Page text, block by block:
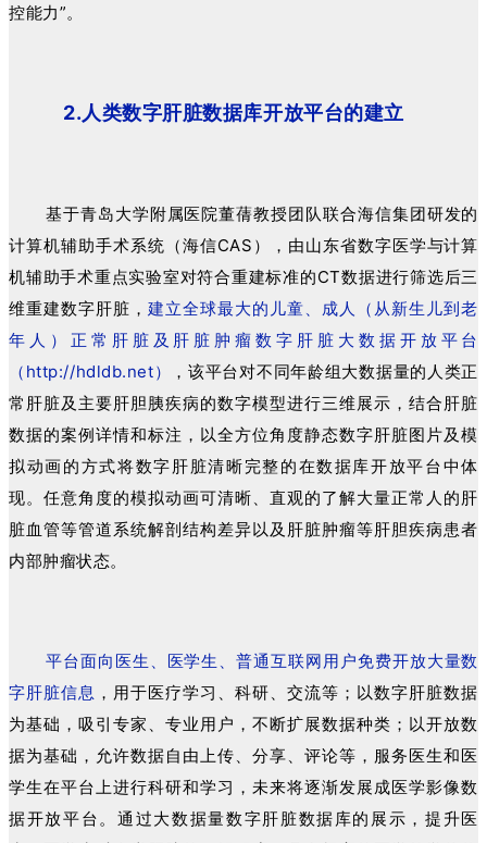
控能力”。
2.人类数字肝脏数据库开放平台的建立
基于青岛大学附属医院董蒨教授团队联合海信集团研发的
计算机辅助手术系统（海信CAS），由山东省数字医学与计算
机辅助手术重点实验室对符合重建标准的CT数据进行筛选后三
维重建数字肝脏，建立全球最大的儿童、成人（从新生儿到老
年人）正常肝脏及肝脏肿瘤数字肝脏大数据开放平台
（http://hdldb.net）
，该平台对不同年龄组大数据量的人类正
常肝脏及主要肝胆胰疾病的数字模型进行三维展示，结合肝脏
数据的案例详情和标注，以全方位角度静态数字肝脏图片及模
拟动画的方式将数字肝脏清晰完整的在数据库开放平台中体
现。任意角度的模拟动画可清晰、直观的了解大量正常人的肝
脏血管等管道系统解剖结构差异以及肝脏肿瘤等肝胆疾病患者
内部肿瘤状态。
平台面向医生、医学生、普通互联网用户免费开放大量数
字肝脏信息 ，用于医疗学习、科研、交流等；以数字肝脏数据
为基础，吸引专家、专业用户，不断扩展数据种类；以开放数
据为基础，允许数据自由上传、分享、评论等，服务医生和医
学生在平台上进行科研和学习，未来将逐渐发展成医学影像数
据开放平台。通过大数据量数字肝脏数据库的展示，提升医